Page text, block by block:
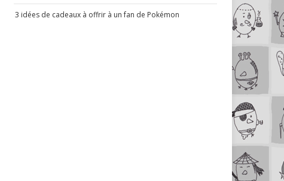
3 idées de cadeaux à offrir à un fan de Pokémon